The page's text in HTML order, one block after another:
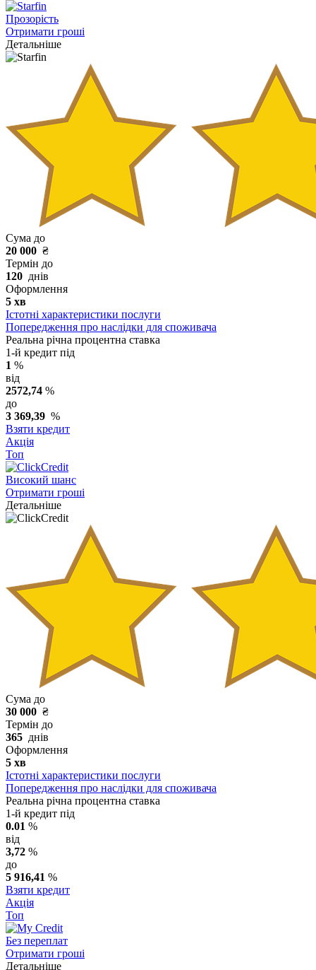
Прозорість
Отримати гроші
Детальніше
Сума до
20 000 ₴
Термін до
120 днів
Оформлення
5 хв
Істотні характеристики послуги
Попередження про наслідки для споживача
Реальна річна процентна ставка
1-й кредит під
1 %
від
2572,74 %
до
3 369,39 %
Взяти кредит
Акція
Топ
Високий шанс
Отримати гроші
Детальніше
Сума до
30 000 ₴
Термін до
365 днів
Оформлення
5 хв
Істотні характеристики послуги
Попередження про наслідки для споживача
Реальна річна процентна ставка
1-й кредит під
0.01 %
від
3,72 %
до
5 916,41 %
Взяти кредит
Акція
Топ
Без переплат
Отримати гроші
Детальніше